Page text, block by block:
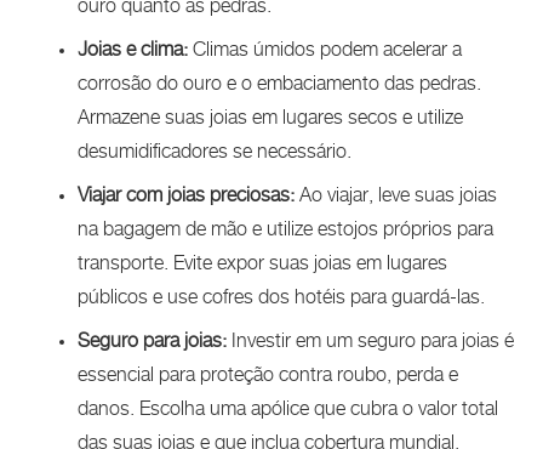
ouro quanto as pedras.
Joias e clima: Climas úmidos podem acelerar a
corrosão do ouro e o embaciamento das pedras.
Armazene suas joias em lugares secos e utilize
desumidificadores se necessário.
Viajar com joias preciosas: Ao viajar, leve suas joias
na bagagem de mão e utilize estojos próprios para
transporte. Evite expor suas joias em lugares
públicos e use cofres dos hotéis para guardá-las.
Seguro para joias: Investir em um seguro para joias é
essencial para proteção contra roubo, perda e
danos. Escolha uma apólice que cubra o valor total
das suas joias e que inclua cobertura mundial.